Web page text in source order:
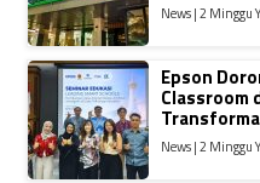
News | 2 Minggu
Epson
Classroom
News | 2 Minggu